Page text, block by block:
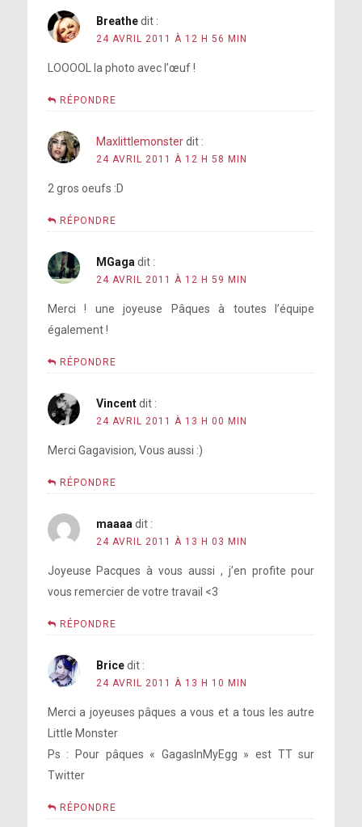
Breathe dit :
24 AVRIL 2011 À 12 H 56 MIN
LOOOOL la photo avec l’œuf !
RÉPONDRE
Maxlittlemonster dit :
24 AVRIL 2011 À 12 H 58 MIN
2 gros oeufs :D
RÉPONDRE
MGaga dit :
24 AVRIL 2011 À 12 H 59 MIN
Merci ! une joyeuse Pâques à toutes l’équipe
également !
RÉPONDRE
Vincent dit :
24 AVRIL 2011 À 13 H 00 MIN
Merci Gagavision, Vous aussi :)
RÉPONDRE
maaaa dit :
24 AVRIL 2011 À 13 H 03 MIN
Joyeuse Pacques à vous aussi , j’en profite pour
vous remercier de votre travail <3
RÉPONDRE
Brice dit :
24 AVRIL 2011 À 13 H 10 MIN
Merci a joyeuses pâques a vous et a tous les autre
Little Monster
Ps : Pour pâques « GagasInMyEgg » est TT sur
Twitter
RÉPONDRE